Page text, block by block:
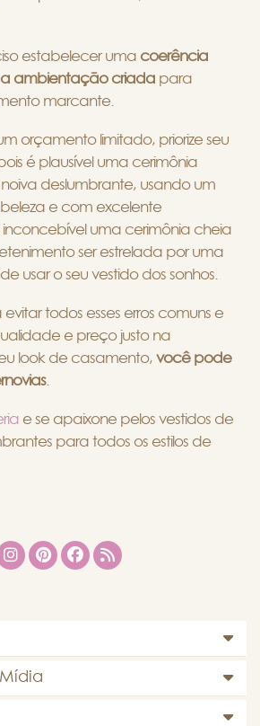
estabelecer uma coerência
a ambientação criada para
marcante.
orçamento limitado, priorize seu
é plausível uma cerimônia
deslumbrante, usando um
e com excelente
uma cerimônia cheia
ser estrelada por uma
usar o seu vestido dos sonhos.
todos esses erros comuns e
e preço justo na
look de casamento, você pode
.
e se apaixone pelos vestidos de
para todos os estilos de